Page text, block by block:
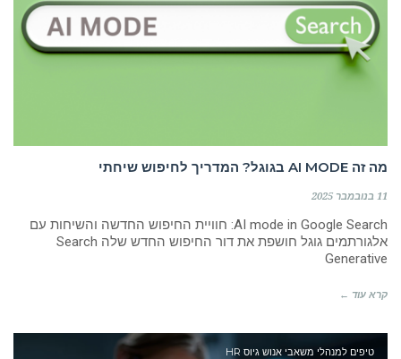
מה זה AI MODE בגוגל? המדריך לחיפוש שיחתי
11 בנובמבר 2025
AI mode in Google Search: חוויית החיפוש החדשה והשיחות עם
אלגורתמים גוגל חושפת את דור החיפוש החדש שלה Search
Generative
קרא עוד ←
טיפים למנהלי משאבי אנוש גיוס HR